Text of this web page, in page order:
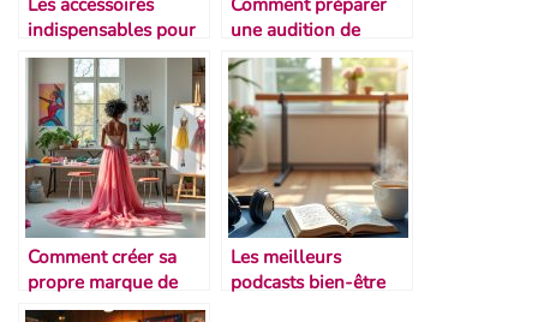
indispensables pour
un gala
une audition de
danse
Comment créer sa
propre marque de
vêtements de danse
Les meilleurs
podcasts bien-être